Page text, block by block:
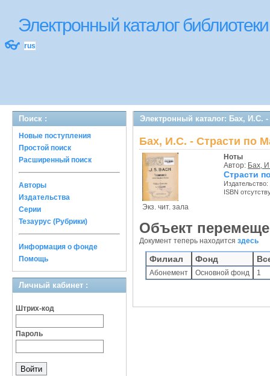
Электронный каталог
👓 rus
Поиск :
Новые поступления
Простой поиск
Расширенный поиск
Авторы
Издательства
Серии
Тезаурус (Рубрики)
Информация о фонде
Помощь
Личный кабинет :
Штрих-код
Пароль
Электронный каталог: Бах, И.С.
Бах, И.С. - Страсти по
Экз. чит. зала
Ноты
Автор: Бах,
Страсти
Издательство:
ISBN
Объект
Документ теперь находится здесь
Филиал Фонд
Абонемент Основной фонд 1